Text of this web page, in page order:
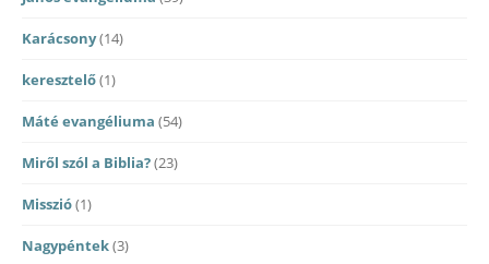
Karácsony(14)
keresztelő(1)
Máté evangéliuma (54)
Miről szól a Biblia?(23)
Misszió(1)
Nagypéntek(3)